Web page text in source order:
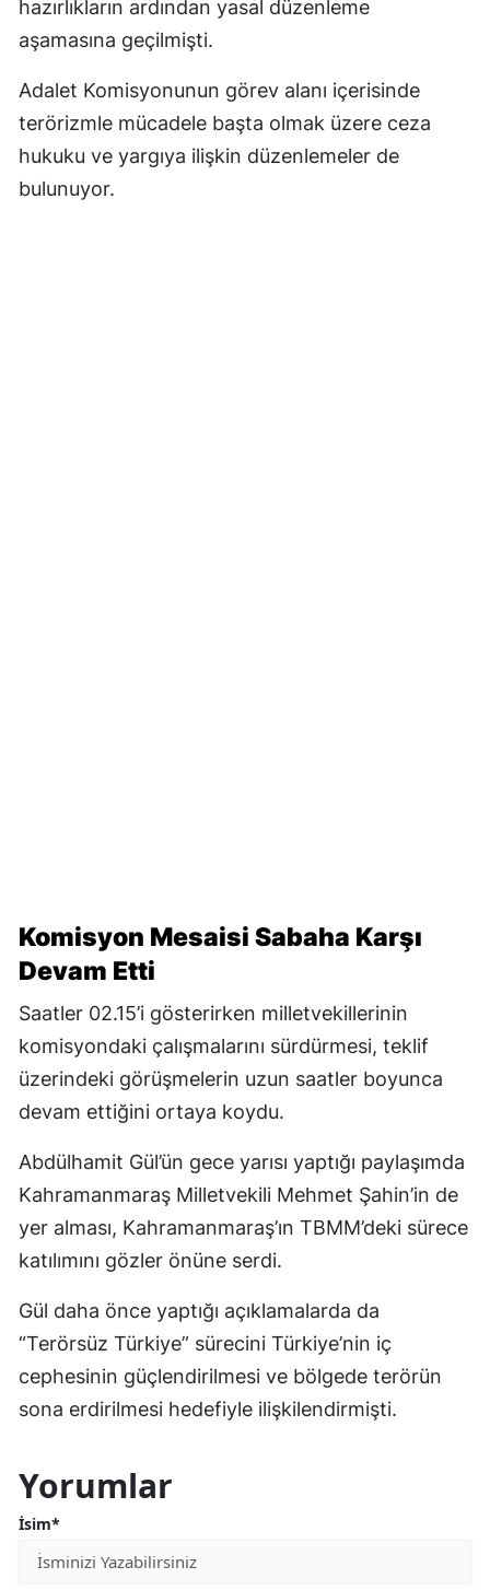
hazırlıkların ardından yasal düzenleme
aşamasına geçilmişti.
Adalet Komisyonunun görev alanı içerisinde
terörizmle mücadele başta olmak üzere ceza
hukuku ve yargıya ilişkin düzenlemeler de
bulunuyor.
Komisyon Mesaisi Sabaha Karşı
Devam Etti
Saatler 02.15’i gösterirken milletvekillerinin
komisyondaki çalışmalarını sürdürmesi, teklif
üzerindeki görüşmelerin uzun saatler boyunca
devam ettiğini ortaya koydu.
Abdülhamit Gül’ün gece yarısı yaptığı paylaşımda
Kahramanmaraş Milletvekili Mehmet Şahin’in de
yer alması, Kahramanmaraş’ın TBMM’deki sürece
katılımını gözler önüne serdi.
Gül daha önce yaptığı açıklamalarda da
“Terörsüz Türkiye” sürecini Türkiye’nin iç
cephesinin güçlendirilmesi ve bölgede terörün
sona erdirilmesi hedefiyle ilişkilendirmişti.
Yorumlar
İsim*